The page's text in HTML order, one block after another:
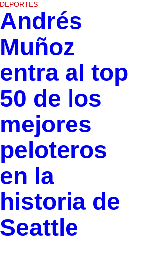
DEPORTES
Andrés
Muñoz
entra al top
50 de los
mejores
peloteros
en la
historia de
Seattle